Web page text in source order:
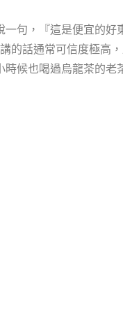
句，『這是便宜的好
的話通常可信度極高
候也喝過烏龍茶的老